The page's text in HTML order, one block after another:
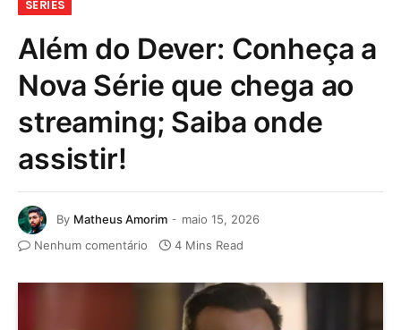
SÉRIES
Além do Dever: Conheça a
Nova Série que chega ao
streaming; Saiba onde
assistir!
By Matheus Amorim
maio 15, 2026
Nenhum comentário
4 Mins Read